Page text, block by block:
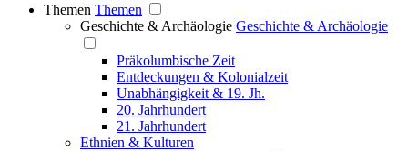
Themen Themen
Geschichte & Archäologie Geschichte & Archäologie
Präkolumbische Zeit
Entdeckungen & Kolonialzeit
Unabhängigkeit & 19. Jh.
20. Jahrhundert
21. Jahrhundert
Ethnien & Kulturen